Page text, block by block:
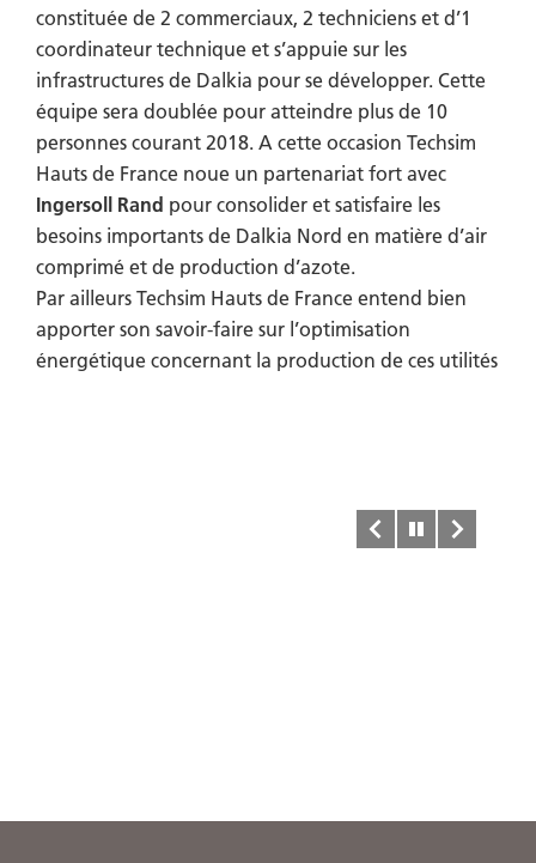
constituée de 2 commerciaux, 2 techniciens et d’1
coordinateur technique et s’appuie sur les
infrastructures de Dalkia pour se développer. Cette
équipe sera doublée pour atteindre plus de 10
personnes courant 2018. A cette occasion Techsim
Hauts de France noue un partenariat fort avec
Ingersoll Rand pour consolider et satisfaire les
besoins importants de Dalkia Nord en matière d’air
comprimé et de production d’azote.
Par ailleurs Techsim Hauts de France entend bien
apporter son savoir-faire sur l’optimisation
énergétique concernant la production de ces utilités